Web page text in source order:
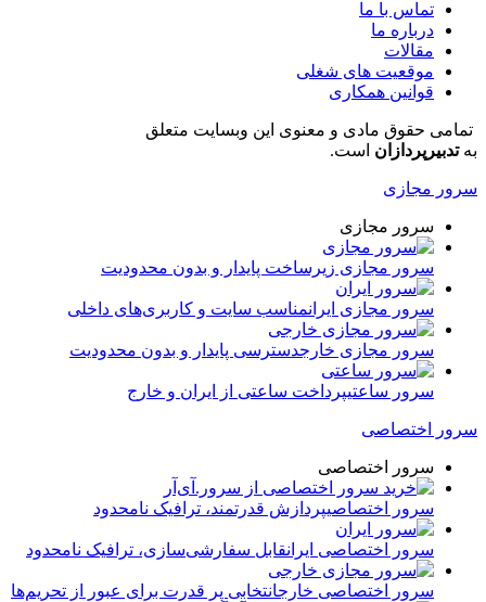
تماس با ما
درباره ما
مقالات
موقعیت های شغلی
قوانین همکاری
تمامی حقوق مادی و معنوی این وبسایت متعلق
بهتدبیرپردازان است.​
سرور مجازی
سرور مجازی
سرور مجازی زیرساخت پایدار و بدون محدودیت
سرور مجازی ایرانمناسب سایت و کاربری‌های داخلی
سرور مجازی خارجدسترسی پایدار و بدون محدودیت
سرور ساعتیپرداخت ساعتی از ایران و خارج
سرور اختصاصی
سرور اختصاصی
سرور اختصاصیپردازش قدرتمند، ترافیک نامحدود
سرور اختصاصی ایرانقابل سفارشی‌سازی، ترافیک نامحدود
سرور اختصاصی خارجانتخابی پر قدرت برای عبور از تحریم‌ها